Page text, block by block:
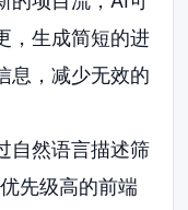
，生成简短的进
息，减少无效的
自然语言描述筛
先级高的前端